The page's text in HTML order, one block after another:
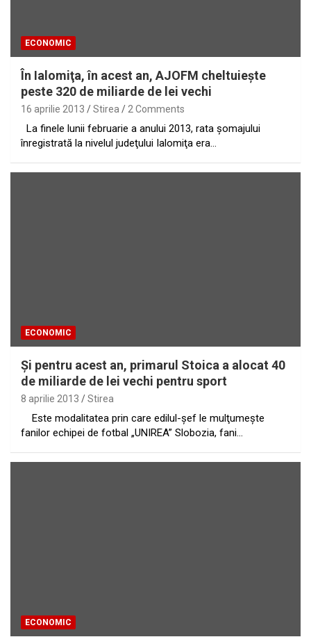
ECONOMIC
În Ialomiţa, în acest an, AJOFM cheltuieşte
peste 320 de miliarde de lei vechi
16 aprilie 2013 Stirea 2 Comments
La finele lunii februarie a anului 2013, rata şomajului
înregistrată la nivelul judeţului Ialomiţa era…
ECONOMIC
Şi pentru acest an, primarul Stoica a alocat 40
de miliarde de lei vechi pentru sport
8 aprilie 2013 Stirea
Este modalitatea prin care edilul-şef le mulţumeşte
fanilor echipei de fotbal „UNIREA” Slobozia, fani…
ECONOMIC